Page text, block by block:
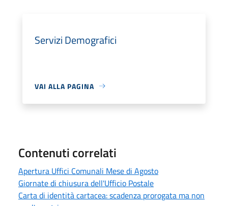
Servizi Demografici
VAI ALLA PAGINA
Contenuti correlati
Apertura Uffici Comunali Mese di Agosto
Giornate di chiusura dell'Ufficio Postale
Carta di identità cartacea: scadenza prorogata ma non